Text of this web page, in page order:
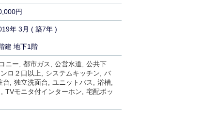
円
年 3月 ( 築7年 )
建 地下1階
ニー 都市ガス 公営水道
公共下
ロ２口以上 システムキッチン
バ
台 独立洗面台 ユニットバス
浴槽
TVモニタ付インターホン
宅配ボッ